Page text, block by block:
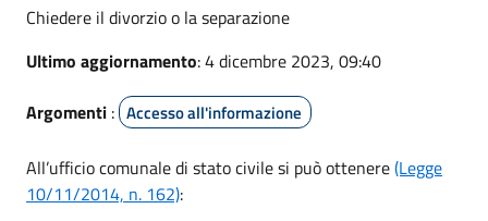
Chiedere il divorzio o la separazione
Ultimo aggiornamento: 4 dicembre 2023, 09:40
Argomenti : Accesso all'informazione
All’ufficio comunale di stato civile si può ottenere(Legge
10/11/2014, n. 162):